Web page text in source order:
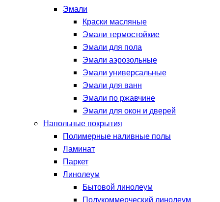
Эмали
Краски масляные
Эмали термостойкие
Эмали для пола
Эмали аэрозольные
Эмали универсальные
Эмали для ванн
Эмали по ржавчине
Эмали для окон и дверей
Напольные покрытия
Полимерные наливные полы
Ламинат
Паркет
Линолеум
Бытовой линолеум